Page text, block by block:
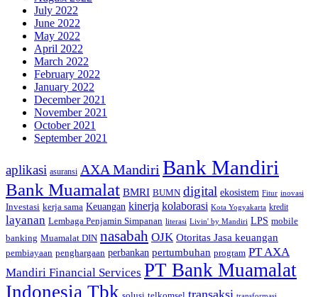
July 2022
June 2022
May 2022
April 2022
March 2022
February 2022
January 2022
December 2021
November 2021
October 2021
September 2021
aplikasi asuransi AXA Mandiri Bank Mandiri
Bank Muamalat BMRI BUMN digital ekosistem Fitur inovasi
Investasi kerja sama Keuangan kinerja kolaborasi Kota Yogyakarta kredit
layanan Lembaga Penjamin Simpanan literasi Livin' by Mandiri LPS mobile
banking Muamalat DIN nasabah OJK Otoritas Jasa keuangan
pembiayaan penghargaan perbankan pertumbuhan program PT AXA
Mandiri Financial Services PT Bank Muamalat
Indonesia Tbk